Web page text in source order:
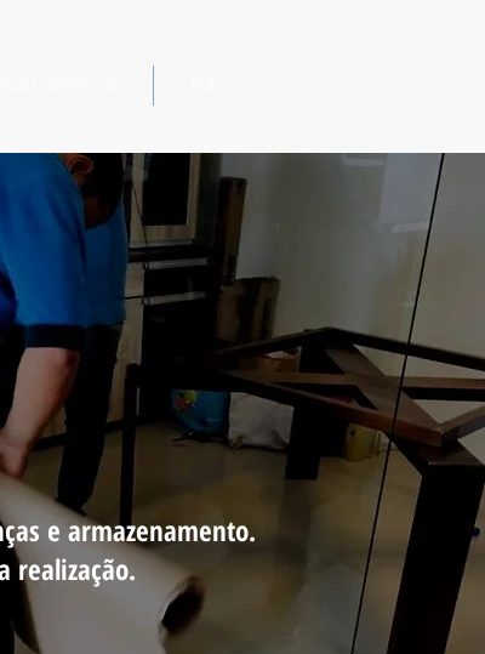
e armazenamento.
realização.